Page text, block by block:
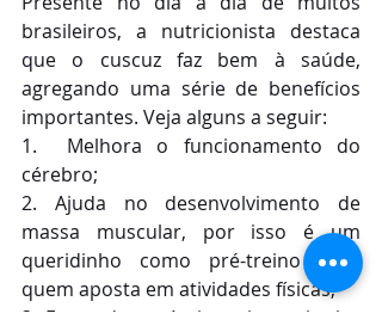
brasileiros, a nutricionista destaca
que o cuscuz faz bem à saúde,
agregando uma série de benefícios
importantes. Veja alguns a seguir:
1.  Melhora o funcionamento do
cérebro;
2. Ajuda no desenvolvimento de
massa muscular, por isso é um
queridinho como pré-treino para
quem aposta em atividades físicas;
3. Fonte de potássio, evita arritmias